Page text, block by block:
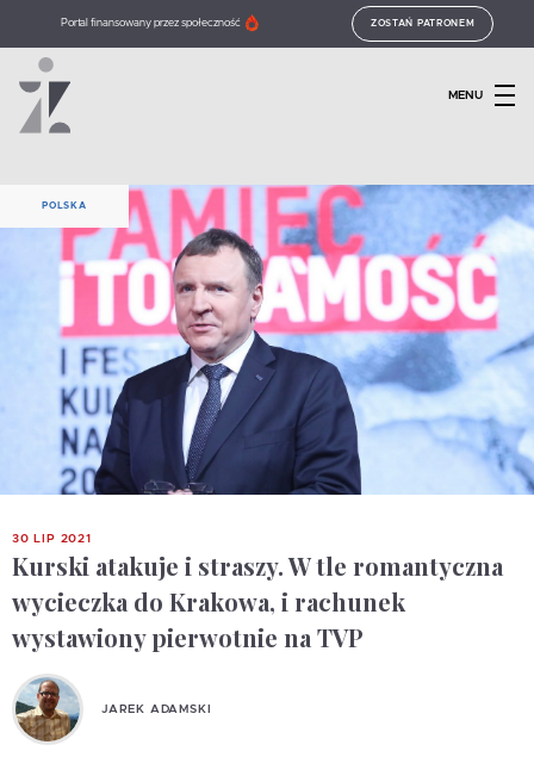
Portal finansowany przez społeczność ZOSTAŃ PATRONEM
MENU
POLSKA
30 LIP 2021
Kurski atakuje i straszy. W tle romantyczna
wycieczka do Krakowa, i rachunek
wystawiony pierwotnie na TVP
JAREK ADAMSKI